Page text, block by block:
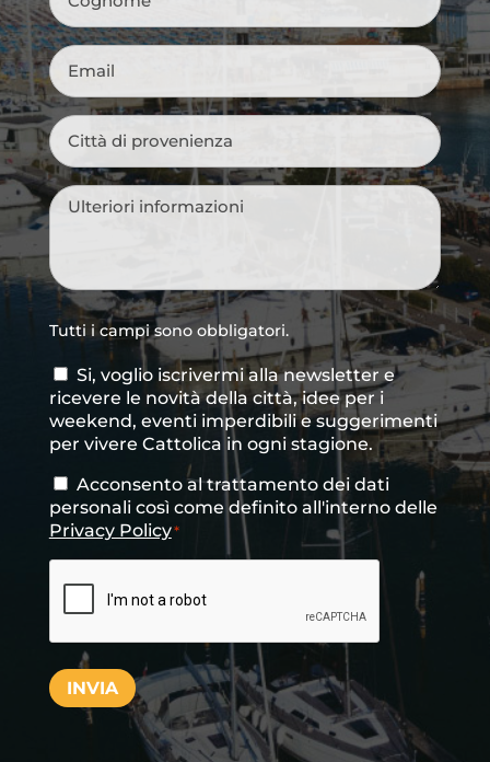
Email
Città
di
provenienza*
Messaggio
Tutti i campi sono obbligatori.
Consenso
newsletter
Si, voglio iscrivermi alla newsletter e
ricevere le novità della città, idee per i
weekend, eventi imperdibili e suggerimenti
per vivere Cattolica in ogni stagione.
Consenso*
Acconsento al trattamento dei dati
personali così come definito all'interno delle
Privacy Policy*
INVIA